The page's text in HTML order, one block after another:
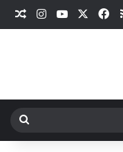
ملخص الموقع RSS
فيسبوك ‫YouTube
عن